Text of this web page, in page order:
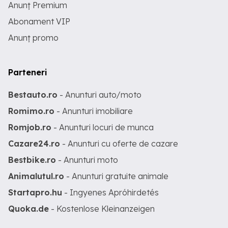
Anunț Premium
Abonament VIP
Anunț promo
Parteneri
Bestauto.ro - Anunturi auto/moto
Romimo.ro - Anunturi imobiliare
Romjob.ro - Anunturi locuri de munca
Cazare24.ro - Anunturi cu oferte de cazare
Bestbike.ro - Anunturi moto
Animalutul.ro - Anunturi gratuite animale
Startapro.hu - Ingyenes Apróhirdetés
Quoka.de - Kostenlose Kleinanzeigen